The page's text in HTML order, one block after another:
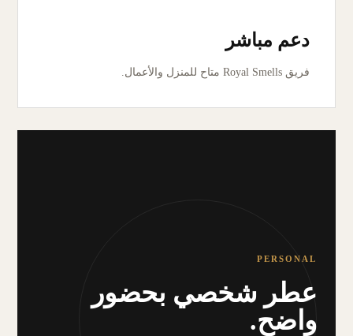
دعم مباشر
فريق Royal Smells متاح للمنزل والأعمال.
PERSONAL
عطر شخصي بحضور
واضح.